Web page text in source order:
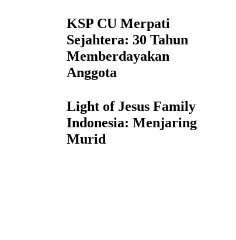
KSP CU Merpati
Sejahtera: 30 Tahun
Memberdayakan
Anggota
Light of Jesus Family
Indonesia: Menjaring
Murid